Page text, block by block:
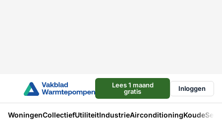
Lees 1 maand
gratis
Inloggen
WoningenCollectiefUtiliteitIndustrieAirconditioningKoude